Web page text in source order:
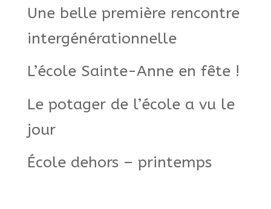
Une belle première rencontre
intergénérationnelle
L’école Sainte-Anne en fête !
Le potager de l’école a vu le
jour
École dehors – printemps